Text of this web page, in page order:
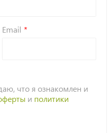
Email
что я ознакомлен и
и политики